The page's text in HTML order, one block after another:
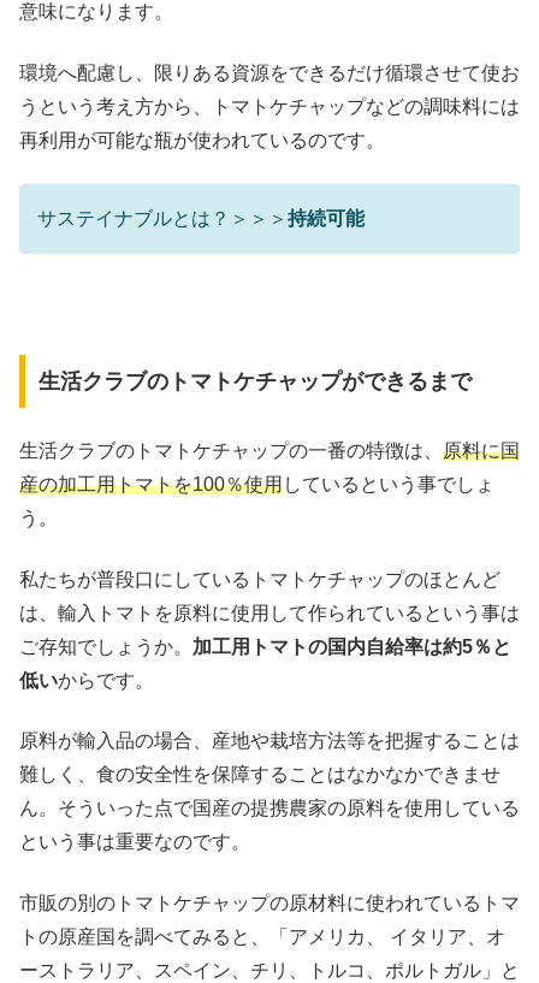
意味になります。
環境へ配慮し、限りある資源をできるだけ循環させて使お
うという考え方から、トマトケチャップなどの調味料には
再利用が可能な瓶が使われているのです。
サステイナブルとは？＞＞＞ 持続可能
生活クラブのトマトケチャップができるまで
生活クラブのトマトケチャップの一番の特徴は、 原料に国
産の加工用トマトを100％使用しているという事でしょ
う。
私たちが普段口にしているトマトケチャップのほとんど
は、輸入トマトを原料に使用して作られているという事は
ご存知でしょうか。 加工用トマトの国内自給率は約5％と
低いからです。
原料が輸入品の場合、産地や栽培方法等を把握することは
難しく、食の安全性を保障することはなかなかできませ
ん。そういった点で国産の提携農家の原料を使用している
という事は重要なのです。
市販の別のトマトケチャップの原材料に使われているトマ
トの原産国を調べてみると、「アメリカ、 イタリア、オ
ーストラリア、スペイン、チリ、トルコ、ポルトガル」と